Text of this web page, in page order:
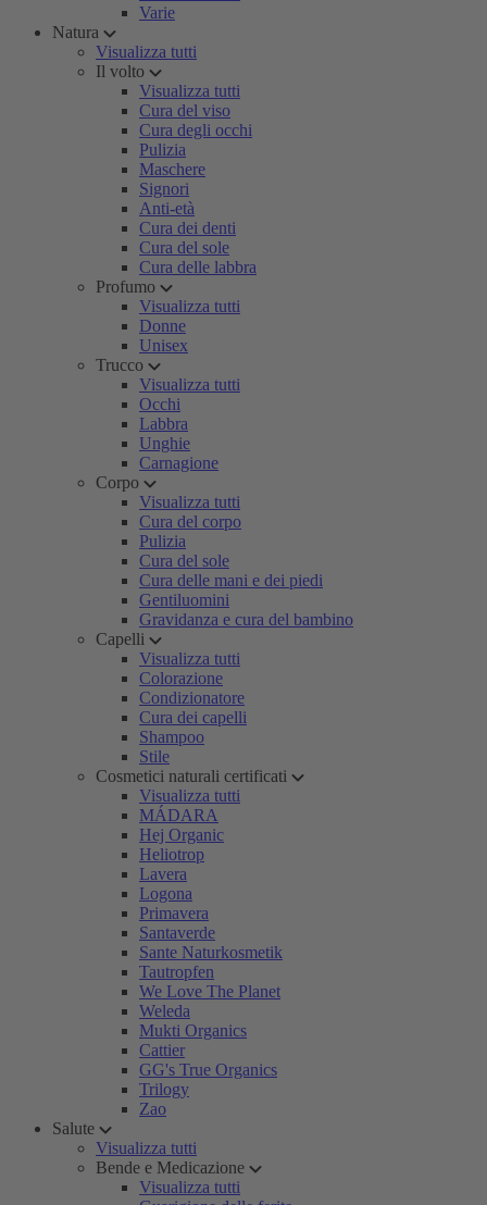
Varie
Natura
Visualizza tutti
Il volto
Visualizza tutti
Cura del viso
Cura degli occhi
Pulizia
Maschere
Signori
Anti-età
Cura dei denti
Cura del sole
Cura delle labbra
Profumo
Visualizza tutti
Donne
Unisex
Trucco
Visualizza tutti
Occhi
Labbra
Unghie
Carnagione
Corpo
Visualizza tutti
Cura del corpo
Pulizia
Cura del sole
Cura delle mani e dei piedi
Gentiluomini
Gravidanza e cura del bambino
Capelli
Visualizza tutti
Colorazione
Condizionatore
Cura dei capelli
Shampoo
Stile
Cosmetici naturali certificati
Visualizza tutti
MÁDARA
Hej Organic
Heliotrop
Lavera
Logona
Primavera
Santaverde
Sante Naturkosmetik
Tautropfen
We Love The Planet
Weleda
Mukti Organics
Cattier
GG's True Organics
Trilogy
Zao
Salute
Visualizza tutti
Bende e Medicazione
Visualizza tutti